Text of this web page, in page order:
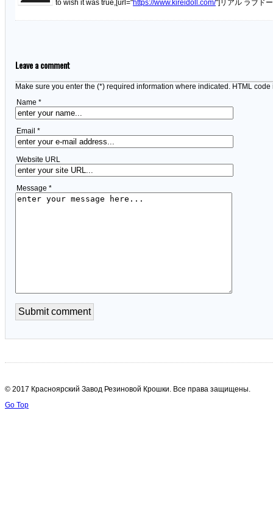
to wish it was true,[url="https://www.kireidoll.com/"]リアル ラブド
Leave a comment
Make sure you enter the (*) required information where indicated. HTML
Name *
Email *
Website URL
Message *
© 2017 Красноярский Завод Резиновой Крошки. Все права защищены.
Go Top